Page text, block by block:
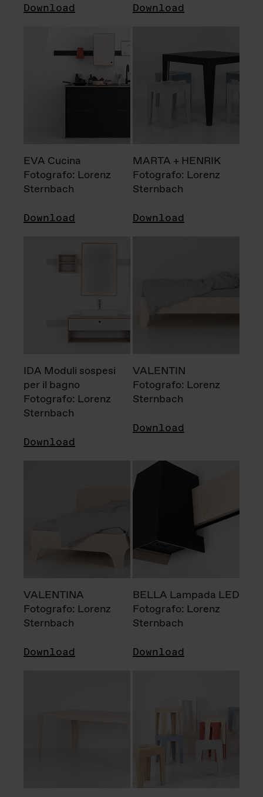
Download Download
EVA Cucina
Fotografo: Lorenz
Sternbach
Download
MARTA + HENRIK
Fotografo: Lorenz
Sternbach
Download
IDA Moduli sospesi
per il bagno
Fotografo: Lorenz
Sternbach
Download
VALENTIN
Fotografo: Lorenz
Sternbach
Download
VALENTINA
Fotografo: Lorenz
Sternbach
Download
BELLA Lampada LED
Fotografo: Lorenz
Sternbach
Download